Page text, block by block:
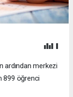
merkezi
899 öğrenci